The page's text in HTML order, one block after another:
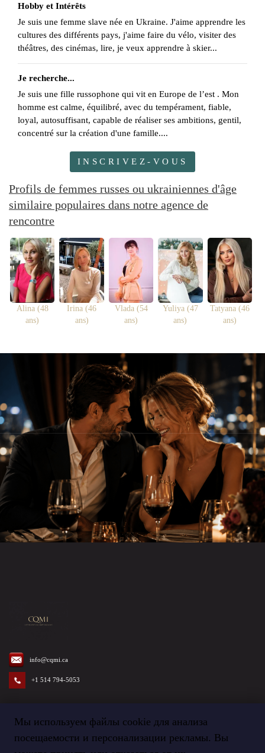
Мы используем файлы cookie для анализа
посещаемости и персонализации рекламы. Вы
Hobby et Intérêts
Je suis une femme slave née en Ukraine. J'aime apprendre les
cultures des différents pays, j'aime faire du vélo, visiter des
théâtres, des cinémas, lire, je veux apprendre à skier...
Je recherche...
Je suis une fille russophone qui vit en Europe de l’est . Mon
homme est calme, équilibré, avec du tempérament, fiable,
loyal, autosuffisant, capable de réaliser ses ambitions, gentil,
concentré sur la création d'une famille....
INSCRIVEZ-VOUS
Profils de femmes russes ou ukrainiennes d'âge
similaire populaires dans notre agence de
rencontre
Alina (48
ans)
Irina (46
ans)
Vlada (54
ans)
Yuliya (47
ans)
Tatyana (46
ans)
info@cqmi.ca
+1 514 794-5053
Termes et Conditions©2026 Agence CQMI